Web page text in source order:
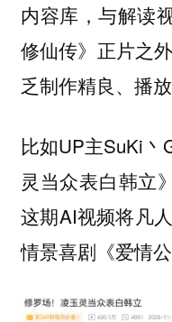
内容库，与解读
修仙传》正片之
乏制作精良、播
比如UP主SuKi丶
灵当众表白韩立
这期AI视频将凡
情景喜剧《爱情公